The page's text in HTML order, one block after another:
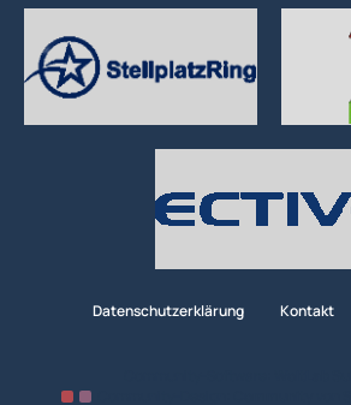
Datenschutzerklärung Kontakt